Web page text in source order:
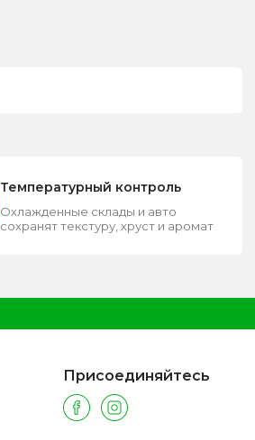
Температурный контроль
Охлажденные склады и авто
сохранят текстуру, хруст и аромат
Присоединяйтесь